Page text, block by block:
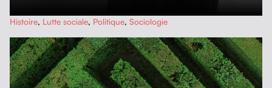
…
Histoire, Lutte sociale, Politique, Sociologie